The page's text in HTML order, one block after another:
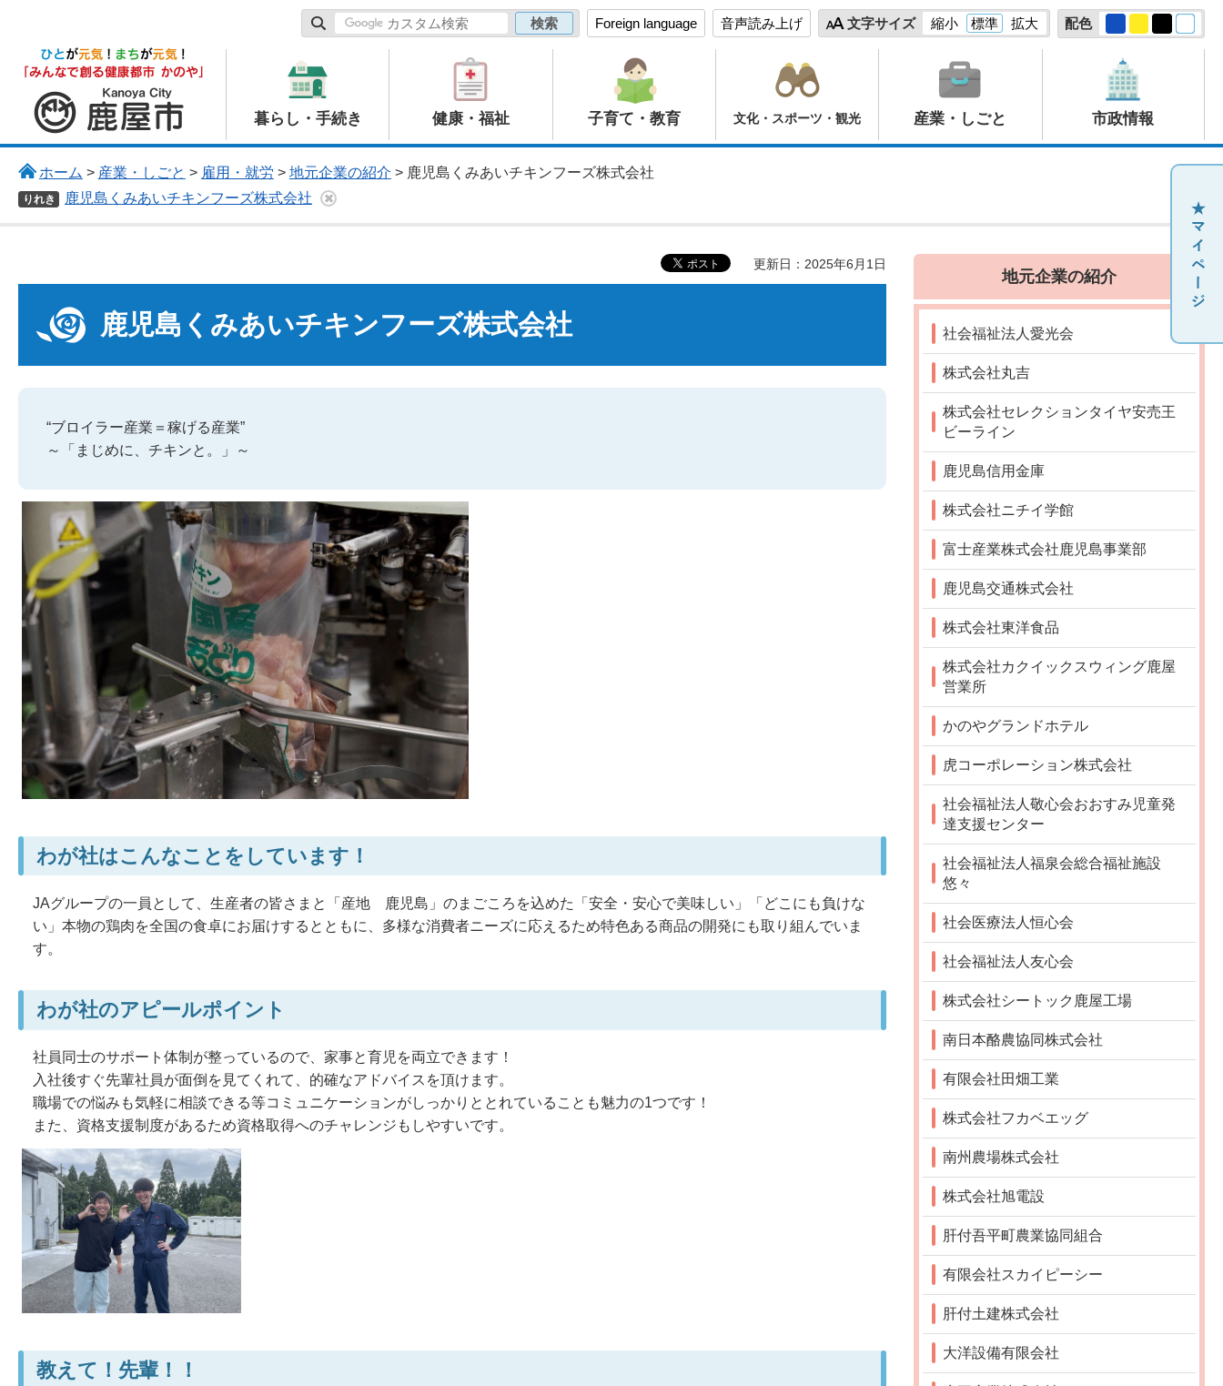
Foreign language 音声読み上げ 文字サイズ 縮小 標準 拡大 配色
鹿屋市
暮らし・手続き 健康・福祉 子育て・教育 文化・スポーツ・観光 産業・しごと 市政情報
ホーム > 産業・しごと > 雇用・就労 > 地元企業の紹介 > 鹿児島くみあいチキンフーズ株式会社
りれき 鹿児島くみあいチキンフーズ株式会社
更新日：2025年6月1日
鹿児島くみあいチキンフーズ株式会社
“ブロイラー産業＝稼げる産業”
～「まじめに、チキンと。」～
わが社はこんなことをしています！
JAグループの一員として、生産者の皆さまと「産地 鹿児島 」のまごころを込めた「安全・安心で美味しい」「どこにも負けな
い」本物の鶏肉を全国の食卓にお届けするとともに、多様な消費者ニーズに応えるため特色ある商品の開発にも取り組んでいま
す。
わが社のアピールポイント
社員同士のサポート体制が整っているので、家事と育児を両立できます！
入社後すぐ先輩社員が面倒を見てくれて、的確なアドバイスを頂けます。
職場での悩みも気軽に相談できる等コミュニケーションがしっかりととれていることも魅力の1つです！
また、資格支援制度があるため資格取得へのチャレンジもしやすいです。
教えて！先輩！！
地元企業の紹介
社会福祉法人愛光会
株式会社丸吉
株式会社セレクションタイヤ安売王
ビーライン
鹿児島信用金庫
株式会社ニチイ学館
富士産業株式会社鹿児島事業部
鹿児島交通株式会社
株式会社東洋食品
株式会社カクイックスウィング鹿屋
営業所
かのやグランドホテル
虎コーポレーション株式会社
社会福祉法人敬心会おおすみ児童発
達支援センター
社会福祉法人福泉会総合福祉施設
悠々
社会医療法人恒心会
社会福祉法人友心会
株式会社シートック鹿屋工場
南日本酪農協同株式会社
有限会社田畑工業
株式会社フカベエッグ
南州農場株式会社
株式会社旭電設
肝付吾平町農業協同組合
有限会社スカイピーシー
肝付土建株式会社
大洋設備有限会社